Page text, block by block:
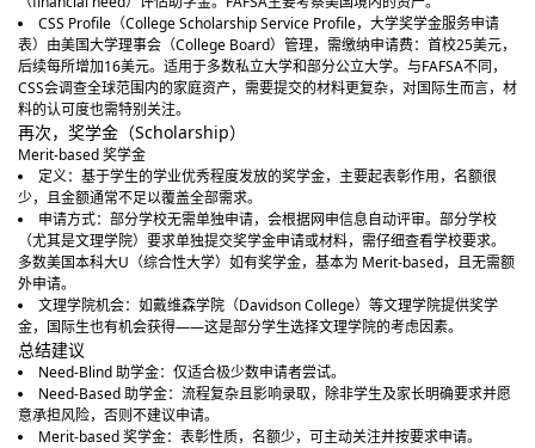
CSS Profile（College Scholarship Service Profile，大学奖学金服务申请
表）由美国大学理事会（College Board）管理，需缴纳申请费：首校25美元，
后续每所增加16美元。适用于多数私立大学和部分公立大学。与FAFSA不同，
CSS会调查全球范围内的家庭资产，需要提交的材料更复杂，对国际生而言，材
料的认可度也需特别关注。
再次，奖学金（Scholarship）
Merit-based 奖学金
定义：基于学生的学业优秀程度发放的奖学金，主要起表彰作用，名额很
少，且金额通常不足以覆盖全部需求。
申请方式：部分学校无需单独申请，会根据网申信息自动评审。部分学校
（尤其是文理学院）要求单独提交奖学金申请或材料，需仔细查看学校要求。
多数美国本科大U（综合性大学）如有奖学金，基本为 Merit-based，且无需额
外申请。
文理学院机会：如戴维森学院（Davidson College）等文理学院提供奖学
金，国际生也有机会获得——这是部分学生选择文理学院的考虑因素。
总结建议
Need-Blind 助学金：仅适合极少数申请者尝试。
Need-Based 助学金：流程复杂且影响录取，除非学生及家长明确要求并愿
意承担风险，否则不建议申请。
Merit-based 奖学金：表彰性质，名额少，可主动关注并按要求申请。